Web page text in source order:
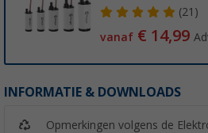
(21)
vanaf € 14,99
INFORMATIE & DOWNLOADS
Opmerkingen volgens de